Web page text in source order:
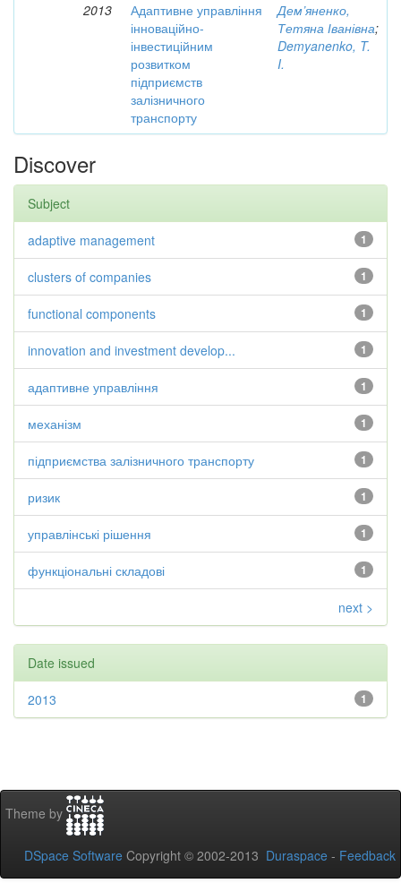
2013
Адаптивне управління
інноваційно-
інвестиційним
розвитком
підприємств
залізничного
транспорту
Дем’яненко,
Тетяна Іванівна;
Demyanenko, T.
I.
Discover
Subject
1
adaptive management
1
clusters of companies
1
functional components
1
innovation and investment develop...
1
адаптивне управління
1
механізм
1
підприємства залізничного транспорту
1
ризик
1
управлінські рішення
1
функціональні складові
next >
Date issued
1
2013
Theme by
DSpace Software Copyright © 2002-2013 Duraspace - Feedback